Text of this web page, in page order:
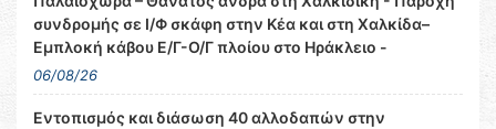
συνδρομής σε Ι/Φ σκάφη στην Κέα και στη Χαλκίδα–
Εμπλοκή κάβου Ε/Γ-Ο/Γ πλοίου στο Ηράκλειο -
06/08/26
Εντοπισμός και διάσωση 40 αλλοδαπών στην